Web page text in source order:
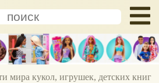
мира кукол, игрушек, детских книг